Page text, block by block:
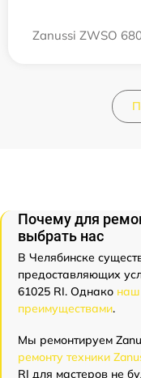
Zanussi ZWSO
Почему для
выбрать нас
В Челябинске
предоставляющих
61025 RI. Однако наш
преимуществами.
Мы ремонтируем
ремонту техники
RI для мастеров не